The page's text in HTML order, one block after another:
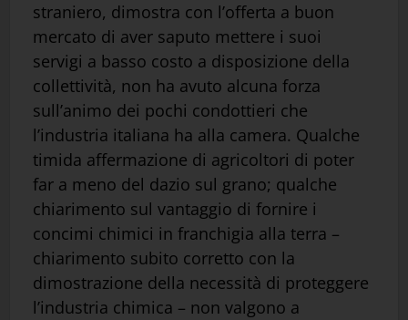
straniero, dimostra con l’offerta a buon
mercato di aver saputo mettere i suoi
servigi a basso costo a disposizione della
collettività, non ha avuto alcuna forza
sull’animo dei pochi condottieri che
l’industria italiana ha alla camera. Qualche
timida affermazione di agricoltori di poter
far a meno del dazio sul grano; qualche
chiarimento sul vantaggio di fornire i
concimi chimici in franchigia alla terra –
chiarimento subito corretto con la
dimostrazione della necessità di proteggere
l’industria chimica – non valgono a